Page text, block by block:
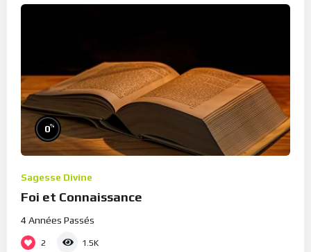
0%
Sagesse Divine
Foi et Connaissance
4 Années Passés
2 1.5K